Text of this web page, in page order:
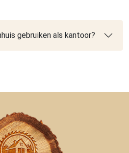
gebruiken als kantoor?